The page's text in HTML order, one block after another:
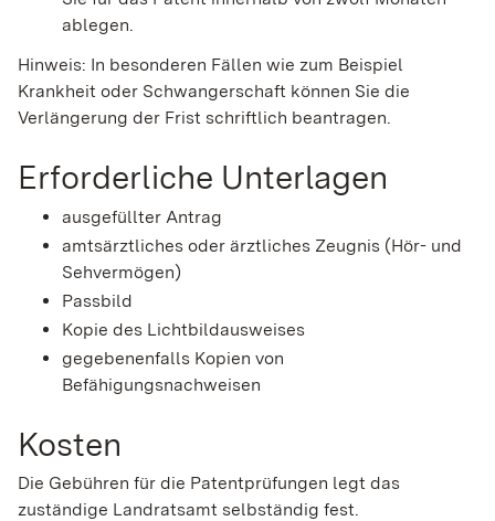
ablegen.
Hinweis: In besonderen Fällen wie zum Beispiel
Krankheit oder Schwangerschaft können Sie die
Verlängerung der Frist schriftlich beantragen.
Erforderliche Unterlagen
ausgefüllter Antrag
amtsärztliches oder ärztliches Zeugnis (Hör- und
Sehvermögen)
Passbild
Kopie des Lichtbildausweises
gegebenenfalls Kopien von
Befähigungsnachweisen
Kosten
Die Gebühren für die Patentprüfungen legt das
zuständige Landratsamt selbständig fest.